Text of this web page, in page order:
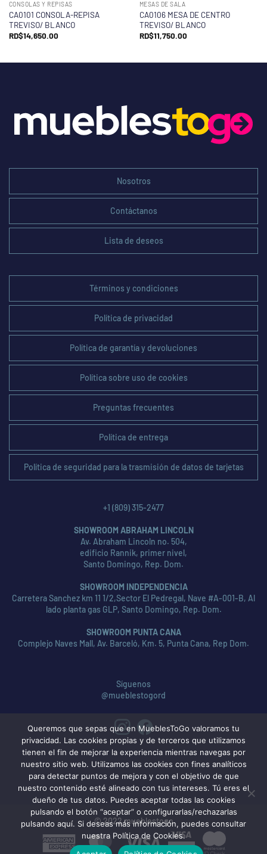
CONSOLAS Y REPISAS
CA0101 CONSOLA-REPISA
TREVISO/ BLANCO
RD$14,650.00
MESAS DE SALA
CA0106 MESA DE CENTRO
TREVISO/ BLANCO
RD$11,750.00
Nosotros
Contáctanos
Lista de deseos
Términos y condiciones
Política de privacidad
Política de garantía y devoluciones
Política sobre uso de cookies
Preguntas frecuentes
Política de entrega
Política de seguridad para la trasmisión de datos de tarjetas
+1 (809) 315-2477
SHOWROOM ABRAHAM LINCOLN
Av. Abraham Lincoln no. 504,
edificio Rannik, primer nivel,
Santo Domingo, Rep. Dom.
SHOWROOM INDEPENDENCIA
Carretera Sanchez km 11 1/2,Sector El Pedregal, Nave #A-001-B, Al
lado planta gas GLP, Santo Domingo, Rep. Dom.
SHOWROOM PUNTA CANA
Complejo Naves Mall, Av. Barceló, Km. 5, Punta Cana, Rep Dom.
Síguenos
@mueblestogord
American
MasterCardVisa
© 2022 mueblestogo
Queremos que sepas que en MueblesToGo valoramos tu
privacidad. Las cookies propias y de terceros que utilizamos
tienen el fin de mejorar la experiencia mientras navegas por
nuestro sitio web. Utilizamos las cookies con fines analíticos
para detectar puntos de mejora y con el objetivo de que
nuestro contenido esté alineado con tus intereses. Tú eres el
dueño de tus datos. Puedes aceptar todas las cookies
pulsando el botón “aceptar” o configurarlas/rechazarlas
pulsando aquí. Si deseas más información, puedes consultar
nuestra Política de Cookies.